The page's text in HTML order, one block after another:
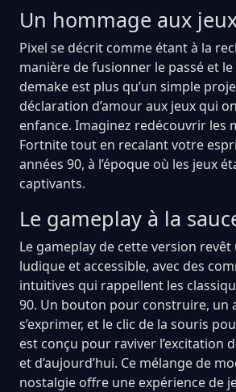
Un hommage aux
Pixel se décrit comme étant à la
manière de fusionner le passé et le
demake est plus qu’un simple
déclaration d’amour aux jeux qui
enfance. Imaginez redécouvrir les
Fortnite tout en recalant votre
années 90, à l’époque où les jeux
captivants.
Le gameplay à la
Le gameplay de cette version revêt
ludique et accessible, avec des
intuitives qui rappellent les
90. Un bouton pour construire, un
s’exprimer, et le clic de la souris
est conçu pour raviver l’excitation
et d’aujourd’hui. Ce mélange de
nostalgie offre une expérience de